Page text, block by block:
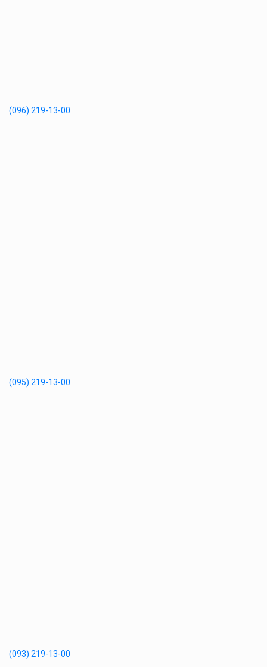
(096) 219-13-00
(095) 219-13-00
(093) 219-13-00